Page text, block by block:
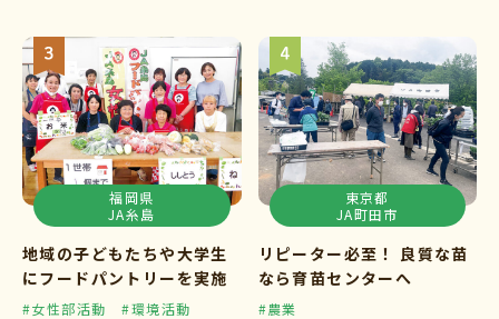
福岡県
JA糸島
地域の子どもたちや大学生
にフードパントリーを実施
#女性部活動
#環境活動
東京都
JA町田市
リピーター必至！ 良質な苗
なら育苗センターへ
#農業